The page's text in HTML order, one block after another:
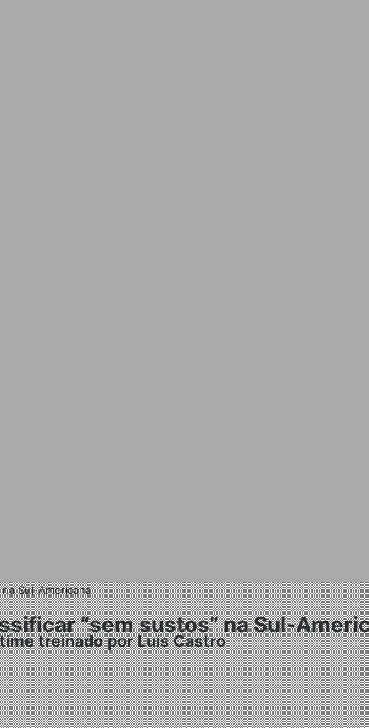
Sul-Americana
“sem sustos” na Sul-
treinado por Luís Castro